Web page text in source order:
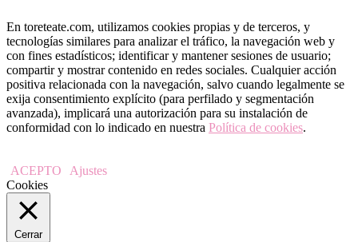
En toreteate.com, utilizamos cookies propias y de terceros, y
tecnologías similares para analizar el tráfico, la navegación web y
con fines estadísticos; identificar y mantener sesiones de usuario;
compartir y mostrar contenido en redes sociales. Cualquier acción
positiva relacionada con la navegación, salvo cuando legalmente se
exija consentimiento explícito (para perfilado y segmentación
avanzada), implicará una autorización para su instalación de
conformidad con lo indicado en nuestra Política de cookies.
ACEPTO
Ajustes
Cookies
Cerrar